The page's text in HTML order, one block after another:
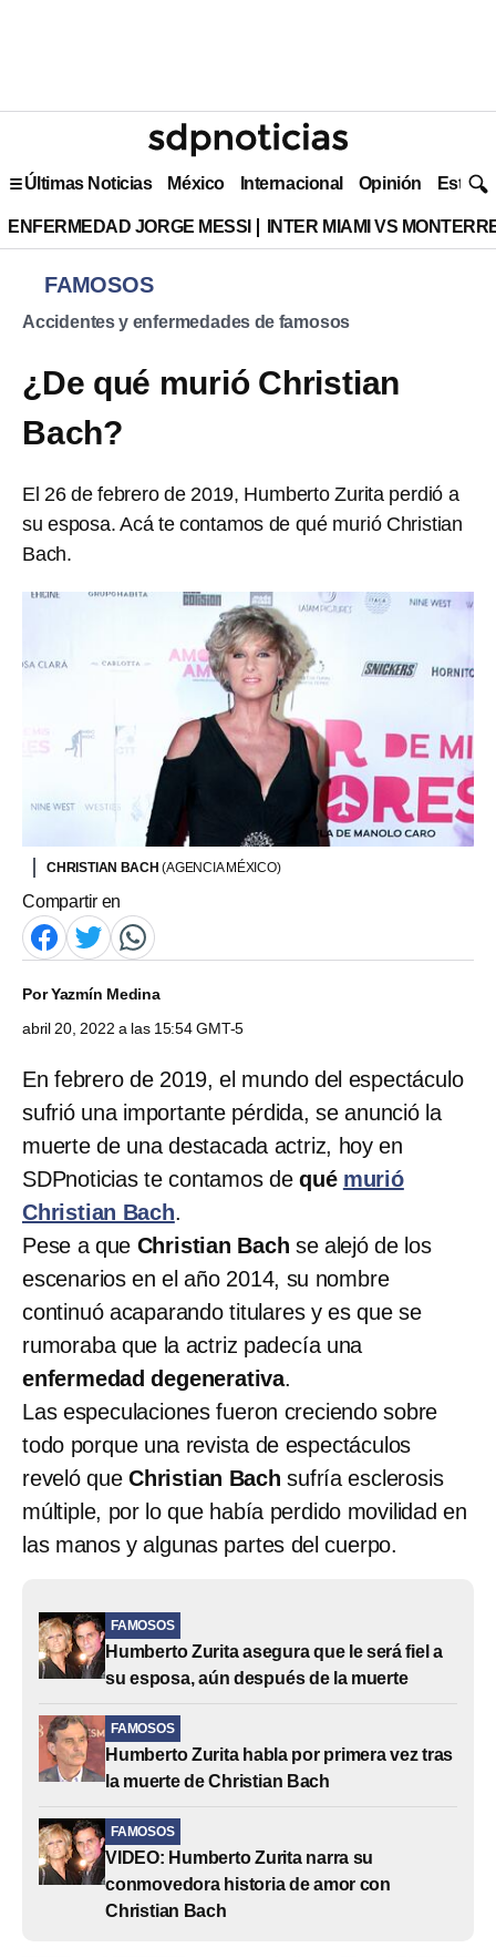
Últimas Noticias México Internacional Opinión Estilo
ENFERMEDAD JORGE MESSI INTER MIAMI VS
FAMOSOS
Accidentes y enfermedades de famosos
¿De qué murió Christian
Bach?
El 26 de febrero de 2019, Humberto Zurita perdió a
su esposa. Acá te contamos de qué murió Christian
Bach.
CHRISTIAN BACH(AGENCIA MÉXICO)
Compartir en
PorYazmín Medina
abril 20, 2022 a las 15:54 GMT-5
En febrero de 2019, el mundo del espectáculo
sufrió una importante pérdida, se anunció la
muerte de una destacada actriz, hoy en
SDPnoticias te contamos dequé murió
Christian Bach.
Pese a que Christian Bach se alejó de los
escenarios en el año 2014, su nombre
continuó acaparando titulares y es que se
rumoraba que la actriz padecía una
enfermedad degenerativa.
Las especulaciones fueron creciendo sobre
todo porque una revista de espectáculos
reveló queChristian Bach sufría esclerosis
múltiple, por lo que había perdido movilidad en
las manos y algunas partes del cuerpo.
FAMOSOS
Humberto Zurita asegura que le será fiel a
su esposa, aún después de la muerte
FAMOSOS
Humberto Zurita habla por primera vez tras
la muerte de Christian Bach
FAMOSOS
VIDEO: Humberto Zurita narra su
conmovedora historia de amor con
Christian Bach